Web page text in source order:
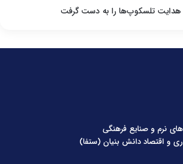
تلسکوپ‌ها را به دست گرفت
نرم و صنایع فرهنگی
و اقتصاد دانش بنیان (ستفا)